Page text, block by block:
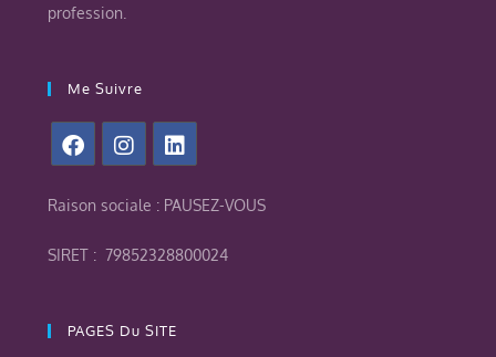
profession.
Me Suivre
Raison sociale : PAUSEZ-VOUS
SIRET : 79852328800024
PAGES Du SITE